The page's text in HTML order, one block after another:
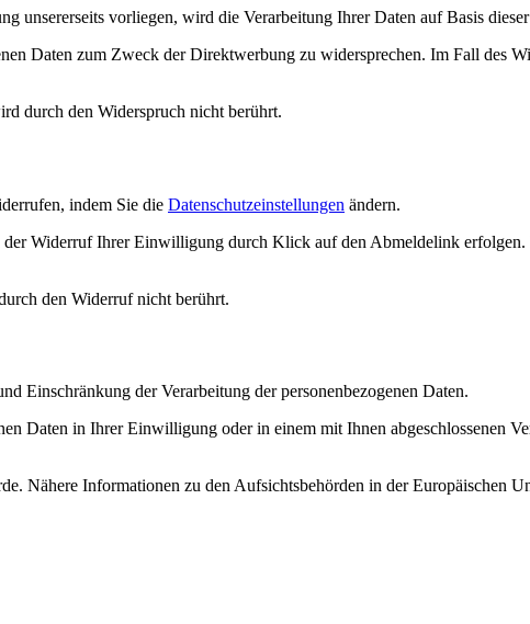
unsererseits vorliegen, wird die Verarbeitung Ihrer Daten auf Basis
Daten zum Zweck der Direktwerbung zu widersprechen. Im Fall des
durch den Widerspruch nicht berührt.
indem Sie die Datenschutzeinstellungen ändern.
Widerruf Ihrer Einwilligung durch Klick auf den Abmeldelink erfolgen.
den Widerruf nicht berührt.
Einschränkung der Verarbeitung der personenbezogenen Daten.
Daten in Ihrer Einwilligung oder in einem mit Ihnen abgeschlossenen
Nähere Informationen zu den Aufsichtsbehörden in der Europäischen